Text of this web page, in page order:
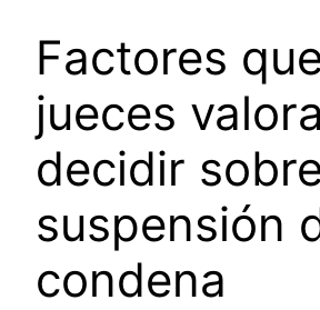
Factores
jueces
decidir
suspensión
condena